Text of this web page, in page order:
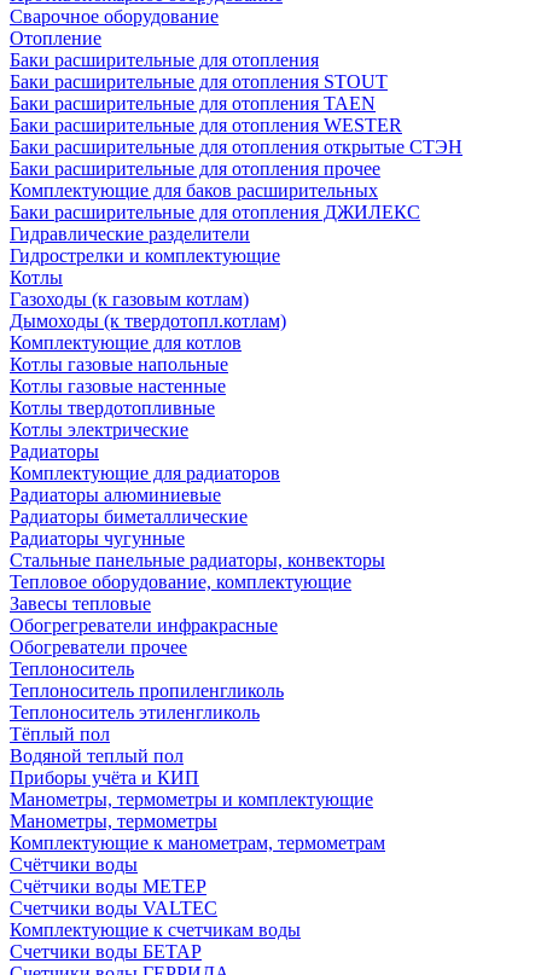
Сварочное оборудование
Отопление
Баки расширительные для отопления
Баки расширительные для отопления STOUT
Баки расширительные для отопления TAEN
Баки расширительные для отопления WESTER
Баки расширительные для отопления открытые СТЭН
Баки расширительные для отопления прочее
Комплектующие для баков расширительных
Баки расширительные для отопления ДЖИЛЕКС
Гидравлические разделители
Гидрострелки и комплектующие
Котлы
Газоходы (к газовым котлам)
Дымоходы (к твердотопл.котлам)
Комплектующие для котлов
Котлы газовые напольные
Котлы газовые настенные
Котлы твердотопливные
Котлы электрические
Радиаторы
Комплектующие для радиаторов
Радиаторы алюминиевые
Радиаторы биметаллические
Радиаторы чугунные
Стальные панельные радиаторы, конвекторы
Тепловое оборудование, комплектующие
Завесы тепловые
Обогрегреватели инфракрасные
Обогреватели прочее
Теплоноситель
Теплоноситель пропиленгликоль
Теплоноситель этиленгликоль
Тёплый пол
Водяной теплый пол
Приборы учёта и КИП
Манометры, термометры и комплектующие
Манометры, термометры
Комплектующие к манометрам, термометрам
Счётчики воды
Счётчики воды МЕТЕР
Счетчики воды VALTEC
Комплектующие к счетчикам воды
Счетчики воды БЕТАР